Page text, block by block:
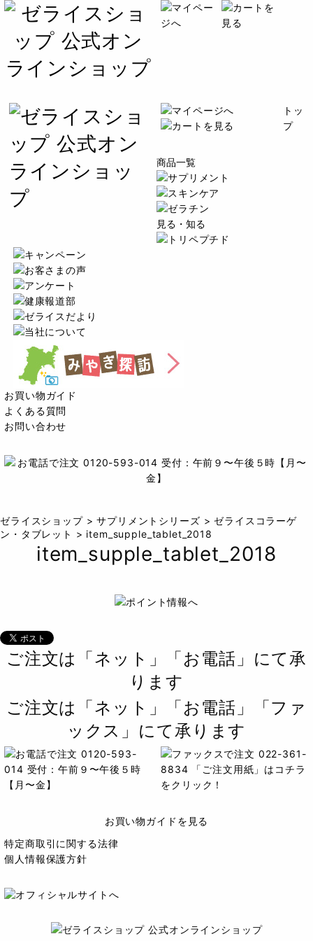
トッ
プ
商品一覧
見る・知る
お買い物ガイド
よくある質問
お問い合わせ
ゼライスショップ>サプリメントシリーズ > ゼライスコラーゲ
ン・タブレット > item_supple_tablet_2018
item_supple_tablet_2018
ご注文は「ネット」「お電話」にて承
ります
ご注文は「ネット」「お電話」「ファ
ックス」にて承ります
お買い物ガイドを見る
特定商取引に関する法律
個人情報保護方針